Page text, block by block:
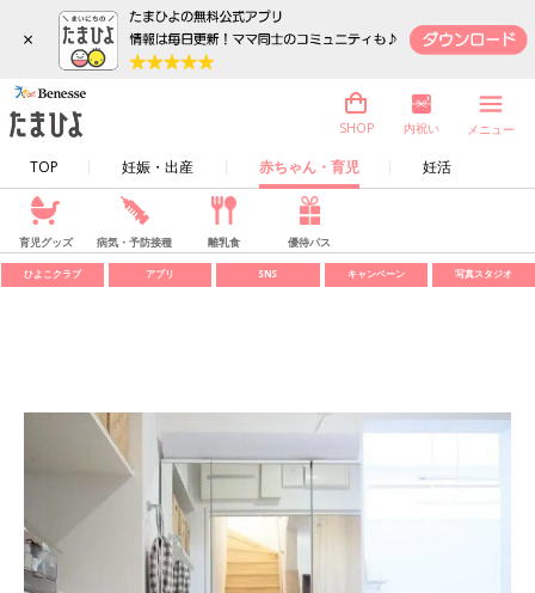
×
TOP 妊娠・出産 赤ちゃん・育児 妊活
SHOP 内祝い メニュー
育児グッズ 病気・予防接種 離乳食 優待パス
ひよこクラブ アプリ SNS キャンペーン 写真スタジオ